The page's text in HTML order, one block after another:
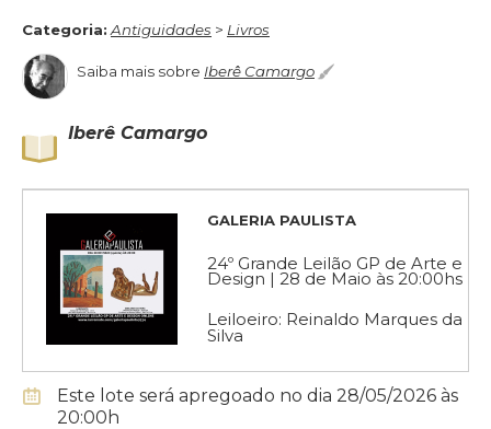
páginas em excelente estado de conservação. Trata-se do
diversas gravuras reproduzidas em cores e também em P&B,
não assinadas, o livro mede 27x27 cm e as páginas internas
26x26 cm.
Categoria: Antiguidades > Livros
Saiba mais sobre Iberê Camargo
Iberê Camargo
GALERIA PAULISTA
24º Grande Leilão GP de Arte e
Design | 28 de Maio às 20:00hs
Leiloeiro: Reinaldo Marques da
Silva
Este lote será apregoado no dia 28/05/2026 às
20:00h